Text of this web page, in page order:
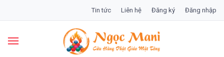
Tin tức Liên hệ Đăng ký Đăng nhập